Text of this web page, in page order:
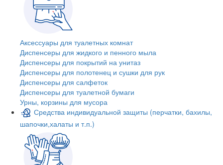
Аксессуары для туалетных комнат
Диспенсеры для жидкого и пенного мыла
Диспенсеры для покрытий на унитаз
Диспенсеры для полотенец и сушки для рук
Диспенсеры для салфеток
Диспенсеры для туалетной бумаги
Урны, корзины для мусора
Средства индивидуальной защиты (перчатки, бахилы,
шапочки,халаты и т.п.)